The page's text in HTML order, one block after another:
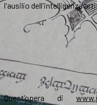
l'ausilio dell'intelligenza
Quest’opera di